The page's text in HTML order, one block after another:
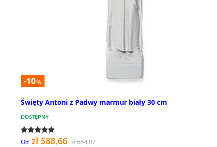
-10%
Święty Antoni z Padwy marmur biały 30 cm
DOSTĘPNY
Od zł 588,66 zł 654,07